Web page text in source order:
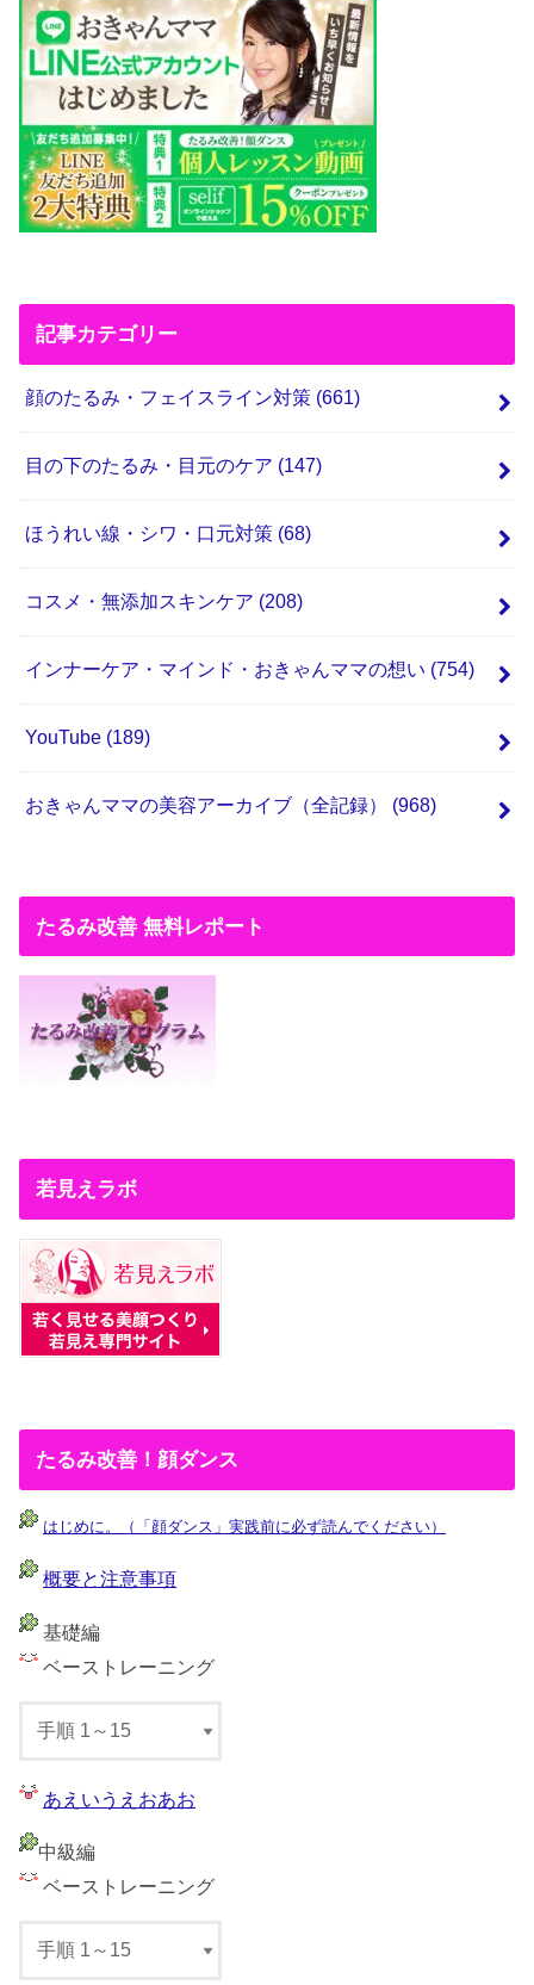
記事カテゴリー
顔のたるみ・フェイスライン対策 (661)
目の下のたるみ・目元のケア (147)
ほうれい線・シワ・口元対策 (68)
コスメ・無添加スキンケア (208)
インナーケア・マインド・おきゃんママの想い (754)
YouTube (189)
おきゃんママの美容アーカイブ（全記録） (968)
たるみ改善 無料レポート
若見えラボ
たるみ改善！顔ダンス
はじめに。（「顔ダンス」実践前に必ず読んでください）
概要と注意事項
基礎編
ベーストレーニング
あえいうえおあお
中級編
ベーストレーニング